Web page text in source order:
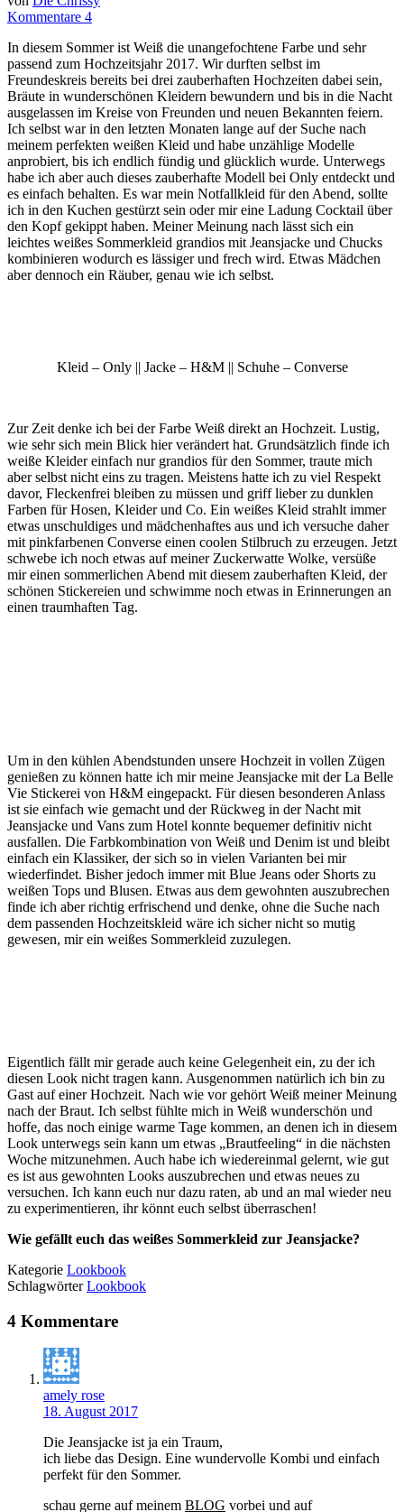
Kommentare 4
In diesem Sommer ist Weiß die unangefochtene Farbe und sehr
passend zum Hochzeitsjahr 2017. Wir durften selbst im
Freundeskreis bereits bei drei zauberhaften Hochzeiten dabei sein,
Bräute in wunderschönen Kleidern bewundern und bis in die Nacht
ausgelassen im Kreise von Freunden und neuen Bekannten feiern.
Ich selbst war in den letzten Monaten lange auf der Suche nach
meinem perfekten weißen Kleid und habe unzählige Modelle
anprobiert, bis ich endlich fündig und glücklich wurde. Unterwegs
habe ich aber auch dieses zauberhafte Modell bei Only entdeckt und
es einfach behalten. Es war mein Notfallkleid für den Abend, sollte
ich in den Kuchen gestürzt sein oder mir eine Ladung Cocktail über
den Kopf gekippt haben. Meiner Meinung nach lässt sich ein
leichtes weißes Sommerkleid grandios mit Jeansjacke und Chucks
kombinieren wodurch es lässiger und frech wird. Etwas Mädchen
aber dennoch ein Räuber, genau wie ich selbst.
Kleid – Only || Jacke – H&M || Schuhe – Converse
Zur Zeit denke ich bei der Farbe Weiß direkt an Hochzeit. Lustig,
wie sehr sich mein Blick hier verändert hat. Grundsätzlich finde ich
weiße Kleider einfach nur grandios für den Sommer, traute mich
aber selbst nicht eins zu tragen. Meistens hatte ich zu viel Respekt
davor, Fleckenfrei bleiben zu müssen und griff lieber zu dunklen
Farben für Hosen, Kleider und Co. Ein weißes Kleid strahlt immer
etwas unschuldiges und mädchenhaftes aus und ich versuche daher
mit pinkfarbenen Converse einen coolen Stilbruch zu erzeugen. Jetzt
schwebe ich noch etwas auf meiner Zuckerwatte Wolke, versüße
mir einen sommerlichen Abend mit diesem zauberhaften Kleid, der
schönen Stickereien und schwimme noch etwas in Erinnerungen an
einen traumhaften Tag.
Um in den kühlen Abendstunden unsere Hochzeit in vollen Zügen
genießen zu können hatte ich mir meine Jeansjacke mit der La Belle
Vie Stickerei von H&M eingepackt. Für diesen besonderen Anlass
ist sie einfach wie gemacht und der Rückweg in der Nacht mit
Jeansjacke und Vans zum Hotel konnte bequemer definitiv nicht
ausfallen. Die Farbkombination von Weiß und Denim ist und bleibt
einfach ein Klassiker, der sich so in vielen Varianten bei mir
wiederfindet. Bisher jedoch immer mit Blue Jeans oder Shorts zu
weißen Tops und Blusen. Etwas aus dem gewohnten auszubrechen
finde ich aber richtig erfrischend und denke, ohne die Suche nach
dem passenden Hochzeitskleid wäre ich sicher nicht so mutig
gewesen, mir ein weißes Sommerkleid zuzulegen.
Eigentlich fällt mir gerade auch keine Gelegenheit ein, zu der ich
diesen Look nicht tragen kann. Ausgenommen natürlich ich bin zu
Gast auf einer Hochzeit. Nach wie vor gehört Weiß meiner Meinung
nach der Braut. Ich selbst fühlte mich in Weiß wunderschön und
hoffe, das noch einige warme Tage kommen, an denen ich in diesem
Look unterwegs sein kann um etwas „Brautfeeling“ in die nächsten
Woche mitzunehmen. Auch habe ich wiedereinmal gelernt, wie gut
es ist aus gewohnten Looks auszubrechen und etwas neues zu
versuchen. Ich kann euch nur dazu raten, ab und an mal wieder neu
zu experimentieren, ihr könnt euch selbst überraschen!
Wie gefällt euch das weißes Sommerkleid zur Jeansjacke?
Kategorie Lookbook
SchlagwörterLookbook
4 Kommentare
amely rose
18. August 2017
Die Jeansjacke ist ja ein Traum,
ich liebe das Design. Eine wundervolle Kombi und einfach
perfekt für den Sommer.
schau gerne auf meinem BLOG vorbei und auf